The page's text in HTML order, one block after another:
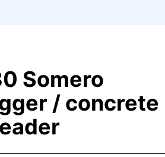
Somero
/ concrete